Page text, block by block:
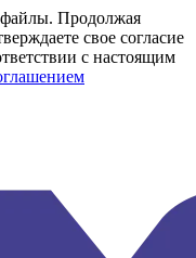
Продолжая
свое согласие
с настоящим